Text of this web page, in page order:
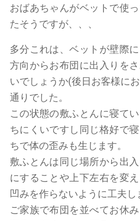
おばあちゃんがベットで使
たそうですが、、、
多分これは、ベットが壁際
方向からお布団に出入りを
いでしょうか(後日お客様に
通りでした。
この状態の敷ふとんに寝て
ちにくいですし同じ格好で
ちで体の歪みも生じます。
敷ふとんは同じ場所から出
にすることや上下左右を変
凹みを作らないように工夫し
ご家族で布団を並べてお休